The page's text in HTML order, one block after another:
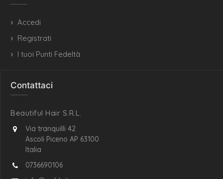
Accedi
Registrati
I tuoi Punti Fedeltà
Contattaci
Beautiful Hair S.R.L.
Via tranquilli 42
Ascoli Piceno AP 63100
Italia
0736690106